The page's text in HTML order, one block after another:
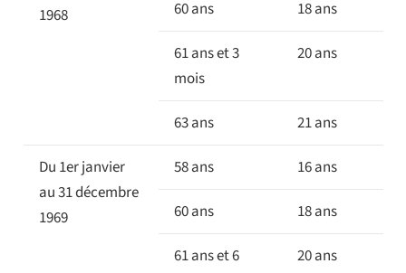
1968
60 ans 18 ans
61 ans et 3
mois
20 ans
63 ans 21 ans
Du 1er janvier
au 31 décembre
1969
58 ans 16 ans
60 ans 18 ans
61 ans et 6
20 ans